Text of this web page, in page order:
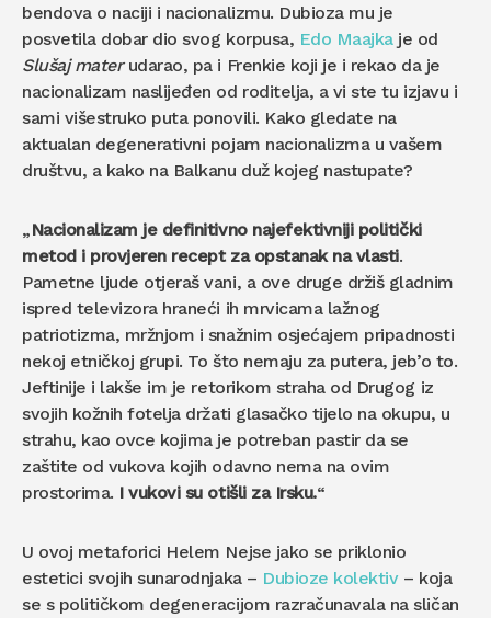
bendova o naciji i nacionalizmu. Dubioza mu je
posvetila dobar dio svog korpusa, Edo Maajkaje od
Slušaj materudarao, pa i Frenkie koji je i rekao da je
nacionalizam naslijeđen od roditelja, a vi ste tu izjavu i
sami višestruko puta ponovili. Kako gledate na
aktualan degenerativni pojam nacionalizma u vašem
društvu, a kako na Balkanu duž kojeg nastupate?
„Nacionalizam je definitivno najefektivniji politički
metod i provjeren recept za opstanak na vlasti.
Pametne ljude otjeraš vani, a ove druge držiš gladnim
ispred televizora hraneći ih mrvicama lažnog
patriotizma, mržnjom i snažnim osjećajem pripadnosti
nekoj etničkoj grupi. To što nemaju za putera, jeb’o to.
Jeftinije i lakše im je retorikom straha od Drugog iz
svojih kožnih fotelja držati glasačko tijelo na okupu, u
strahu, kao ovce kojima je potreban pastir da se
zaštite od vukova kojih odavno nema na ovim
prostorima. I vukovi su otišli za Irsku.“
U ovoj metaforici Helem Nejse jako se priklonio
estetici svojih sunarodnjaka – Dubioze kolektiv– koja
se s političkom degeneracijom razračunavala na sličan